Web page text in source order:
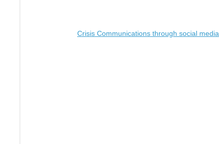
Crisis Communications through social media